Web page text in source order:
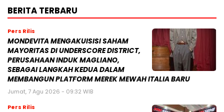
BERITA TERBARU
Pers Rilis
MONDEVITA MENGAKUISISI SAHAM
MAYORITAS DI UNDERSCORE DISTRICT,
PERUSAHAAN INDUK MAGLIANO,
SEBAGAI LANGKAH KEDUA DALAM
MEMBANGUN PLATFORM MEREK MEWAH ITALIA BARU
Jumat, 7 Agu 2026 - 09:32 WIB
Pers Rilis